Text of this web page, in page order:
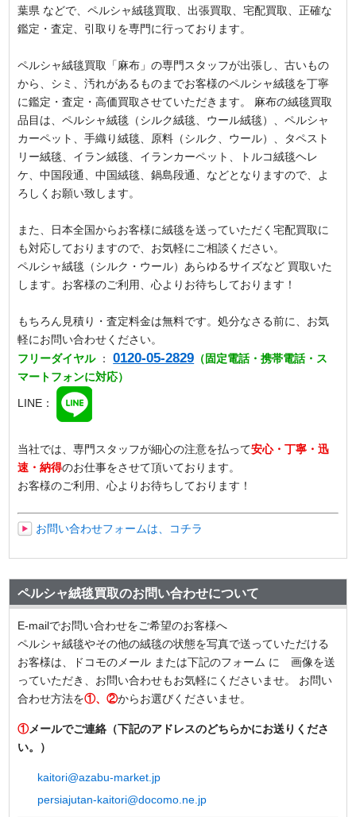
葉県 などで、ペルシャ絨毯買取、出張買取、宅配買取、正確な
鑑定・査定、引取りを専門に行っております。
ペルシャ絨毯買取「麻布」の専門スタッフが出張し、古いもの
から、シミ、汚れがあるものまでお客様のペルシャ絨毯を丁寧
に鑑定・査定・高価買取させていただきます。 麻布の絨毯買取
品目は、ペルシャ絨毯（シルク絨毯、ウール絨毯）、ペルシャ
カーペット、手織り絨毯、原料（シルク、ウール）、タペスト
リー絨毯、イラン絨毯、イランカーペット、トルコ絨毯ヘレ
ケ、中国段通、中国絨毯、鍋島段通、などとなりますので、よ
ろしくお願い致します。
また、日本全国からお客様に絨毯を送っていただく宅配買取に
も対応しておりますので、お気軽にご相談ください。
ペルシャ絨毯（シルク・ウール）あらゆるサイズなど 買取いた
します。お客様のご利用、心よりお待ちしております！
もちろん見積り・査定料金は無料です。処分なさる前に、お気
軽にお問い合わせください。
フリーダイヤル：0120-05-2829 （固定電話・携帯電話・ス
マートフォンに対応）
LINE：
当社では、専門スタッフが細心の注意を払って安心・丁寧・迅
速・納得のお仕事をさせて頂いております。
お客様のご利用、心よりお待ちしております！
お問い合わせフォームは、コチラ
ペルシャ絨毯買取のお問い合わせについて
E-mailでお問い合わせをご希望のお客様へ
ペルシャ絨毯やその他の絨毯の状態を写真で送っていただける
お客様は、ドコモのメール または下記のフォーム に 画像を送
っていただき、お問い合わせもお気軽にくださいませ。 お問い
合わせ方法を①、②からお選びくださいませ。
①メールでご連絡（下記のアドレスのどちらかにお送りくださ
い。）
kaitori@azabu-market.jp
persiajutan-kaitori@docomo.ne.jp